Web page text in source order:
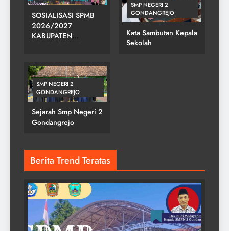
SOSIALISASI SPMB
2026/2027
KABUPATEN
KARANGANYAR DI
GONDANGREJO
SMP NEGERI 2
GONDANGREJO
Kata Sambutan Kepala
Sekolah
SMP NEGERI 2
GONDANGREJO
Sejarah Smp Negeri 2
Gondangrejo
Berita Trend Teratas